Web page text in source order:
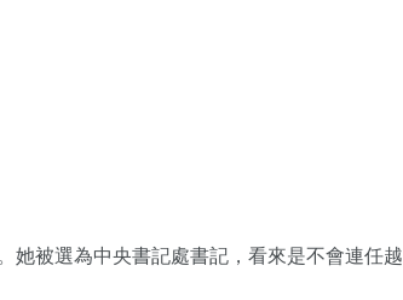
她被選為中央書記處書記，看來是不會連任越